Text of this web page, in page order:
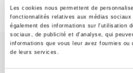
Les cookies nous permettent de
fonctionnalités relatives aux médias
également des informations sur l'utilisation
sociaux, de publicité et d'analyse, qui
informations que vous leur avez fournies
de leurs services.